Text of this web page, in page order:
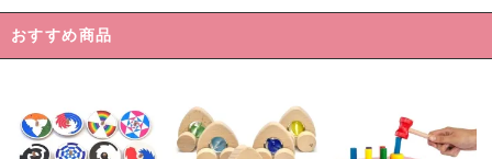
おすすめ商品